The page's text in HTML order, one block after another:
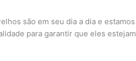
são em seu dia a dia e estamos
para garantir que eles estejam